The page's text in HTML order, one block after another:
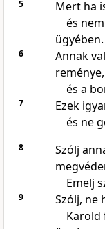
5
Mert ha
és
ügyében.
6
Annak
reménye,
és a
7
Ezek
és ne
8
Szólj
Emelj
9
Szólj, ne
Karold